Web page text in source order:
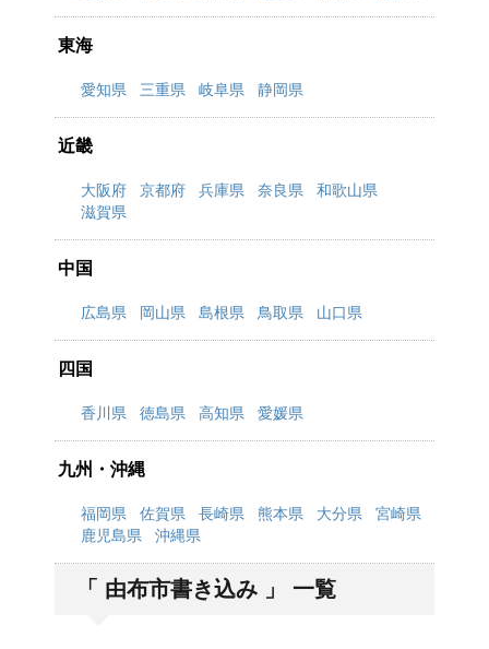
東海
愛知県 三重県 岐阜県 静岡県
近畿
大阪府 京都府 兵庫県 奈良県
和歌山県
滋賀県
中国
広島県 岡山県 島根県 鳥取県 山口県
四国
香川県 徳島県 高知県 愛媛県
九州・沖縄
福岡県 佐賀県 長崎県 熊本県 大分県
宮崎県
鹿児島県
沖縄県
「 由布市書き込み 」 一覧